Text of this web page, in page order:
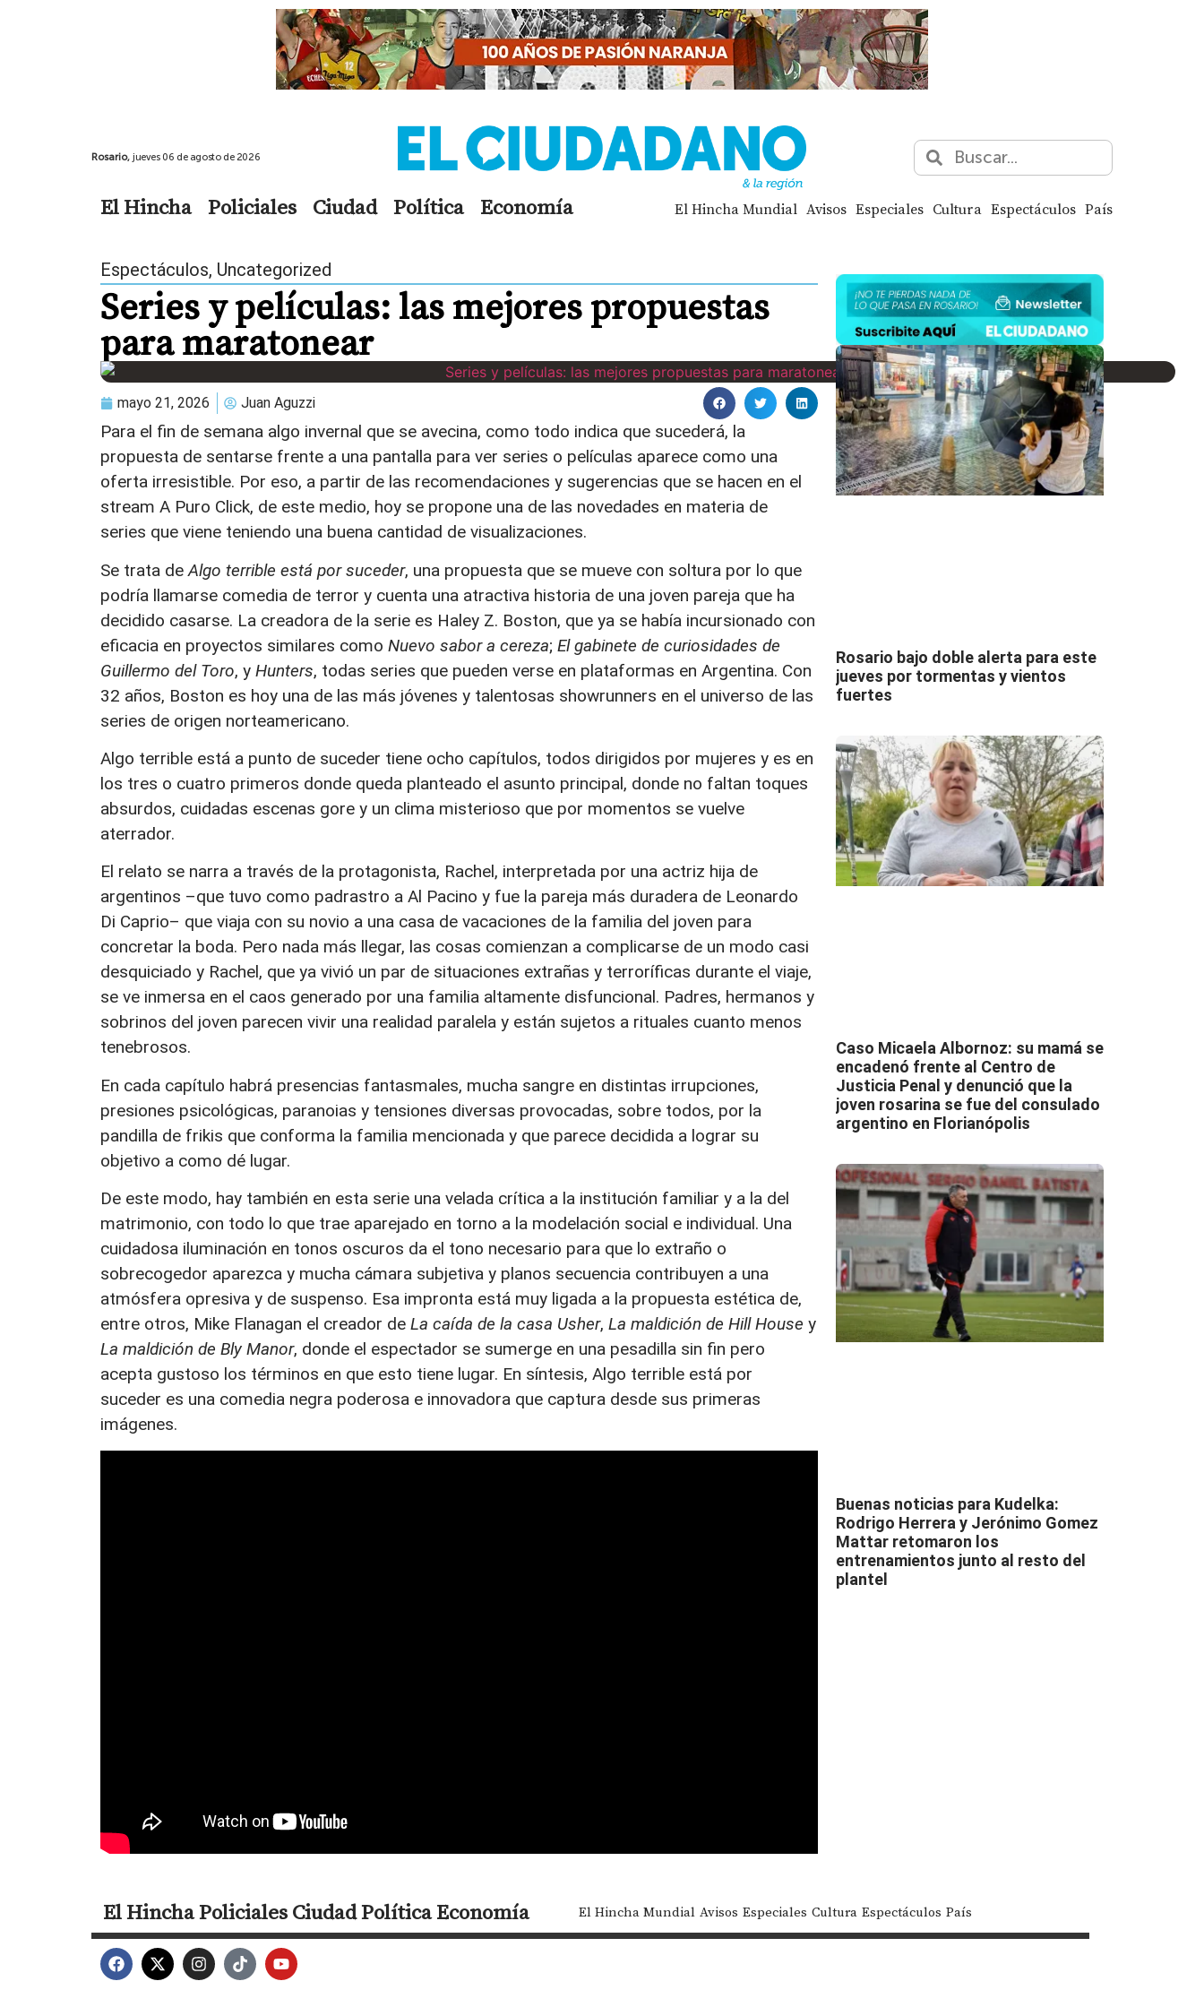
Rosario, jueves 06 de agosto de 2026
El Hincha Policiales Ciudad Política Economía El Hincha Mundial Avisos Especiales Cultura Espectáculos País
Espectáculos, Uncategorized
Series y películas: las mejores propuestas
para maratonear
mayo 21, 2026 Juan Aguzzi
Para el fin de semana algo invernal que se avecina, como todo indica que sucederá, la
propuesta de sentarse frente a una pantalla para ver series o películas aparece como una
oferta irresistible. Por eso, a partir de las recomendaciones y sugerencias que se hacen en el
stream A Puro Click, de este medio, hoy se propone una de las novedades en materia de
series que viene teniendo una buena cantidad de visualizaciones.
Se trata de Algo terrible está por suceder, una propuesta que se mueve con soltura por lo que
podría llamarse comedia de terror y cuenta una atractiva historia de una joven pareja que ha
decidido casarse. La creadora de la serie es Haley Z. Boston, que ya se había incursionado con
eficacia en proyectos similares como Nuevo sabor a cereza; El gabinete de curiosidades de
Guillermo del Toro, y Hunters, todas series que pueden verse en plataformas en Argentina. Con
32 años, Boston es hoy una de las más jóvenes y talentosas showrunners en el universo de las
series de origen norteamericano.
Algo terrible está a punto de suceder tiene ocho capítulos, todos dirigidos por mujeres y es en
los tres o cuatro primeros donde queda planteado el asunto principal, donde no faltan toques
absurdos, cuidadas escenas gore y un clima misterioso que por momentos se vuelve
aterrador.
El relato se narra a través de la protagonista, Rachel, interpretada por una actriz hija de
argentinos –que tuvo como padrastro a Al Pacino y fue la pareja más duradera de Leonardo
Di Caprio– que viaja con su novio a una casa de vacaciones de la familia del joven para
concretar la boda. Pero nada más llegar, las cosas comienzan a complicarse de un modo casi
desquiciado y Rachel, que ya vivió un par de situaciones extrañas y terroríficas durante el viaje,
se ve inmersa en el caos generado por una familia altamente disfuncional. Padres, hermanos y
sobrinos del joven parecen vivir una realidad paralela y están sujetos a rituales cuanto menos
tenebrosos.
En cada capítulo habrá presencias fantasmales, mucha sangre en distintas irrupciones,
presiones psicológicas, paranoias y tensiones diversas provocadas, sobre todos, por la
pandilla de frikis que conforma la familia mencionada y que parece decidida a lograr su
objetivo a como dé lugar.
De este modo, hay también en esta serie una velada crítica a la institución familiar y a la del
matrimonio, con todo lo que trae aparejado en torno a la modelación social e individual. Una
cuidadosa iluminación en tonos oscuros da el tono necesario para que lo extraño o
sobrecogedor aparezca y mucha cámara subjetiva y planos secuencia contribuyen a una
atmósfera opresiva y de suspenso. Esa impronta está muy ligada a la propuesta estética de,
entre otros, Mike Flanagan el creador de La caída de la casa Usher, La maldición de Hill House y
La maldición de Bly Manor, donde el espectador se sumerge en una pesadilla sin fin pero
acepta gustoso los términos en que esto tiene lugar. En síntesis, Algo terrible está por
suceder es una comedia negra poderosa e innovadora que captura desde sus primeras
imágenes.
Rosario bajo doble alerta para este
jueves por tormentas y vientos
fuertes
Caso Micaela Albornoz: su mamá se
encadenó frente al Centro de
Justicia Penal y denunció que la
joven rosarina se fue del consulado
argentino en Florianópolis
Buenas noticias para Kudelka:
Rodrigo Herrera y Jerónimo Gomez
Mattar retomaron los
entrenamientos junto al resto del
plantel
El HinchaPolicialesCiudadPolíticaEconomía El Hincha Mundial Avisos Especiales Cultura Espectáculos País